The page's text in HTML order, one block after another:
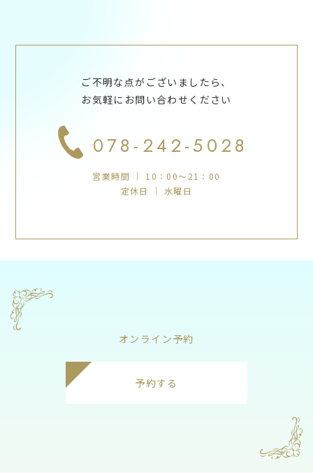
ご不明な点がございましたら、
お気軽にお問い合わせください
078-242-5028
営業時間 ｜ 10：00～21：00
定休日 ｜ 水曜日
オンライン予約
予約する